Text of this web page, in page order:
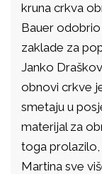
kruna crkva
Bauer odobrio
zaklade za
Janko
obnovi crkve
smetaju u
materijal za
toga prolazilo,
Martina sve